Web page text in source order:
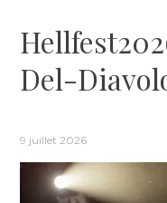
Del-
9 juillet 2026